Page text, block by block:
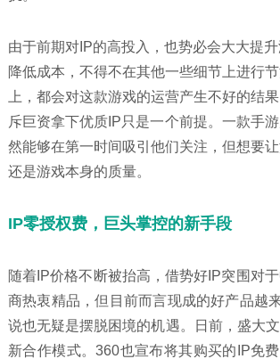
由于前期对IP的高投入，也势必会大大提
降低成本，不得不在其他一些细节上进行
上，都会对这款游戏的运营产生不好的结
斥巨资拿下优质IP只是一个前提。一款手
然能够在第一时间吸引他们关注，但想要
还是游戏本身的质量。
IP零授权费，巨头掌控的新手段
随着IP价格不断被抬高，借势好IP突围对
商热衷精品，但目前而言现成的好产品越
说也无疑是摆脱困境的机遇。日前，盛大
新合作模式。360也宣布将其购买的IP免